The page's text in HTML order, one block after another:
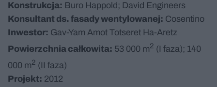
Konstrukcja: Buro Happold; David Engineers
Konsultant ds. fasady wentylowanej: Cosentino
Inwestor: Gav-Yam Amot Totseret Ha-Aretz
Powierzchnia całkowita: 53 000 m2 (I faza); 140
000 m2 (II faza)
Projekt: 2012